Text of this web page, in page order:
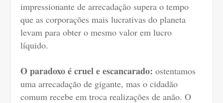
impressionante de arrecadação supera o tempo
que as corporações mais lucrativas do planeta
levam para obter o mesmo valor em lucro
líquido.
O paradoxo é cruel e escancarado: ostentamos
uma arrecadação de gigante, mas o cidadão
comum recebe em troca realizações de anão. O